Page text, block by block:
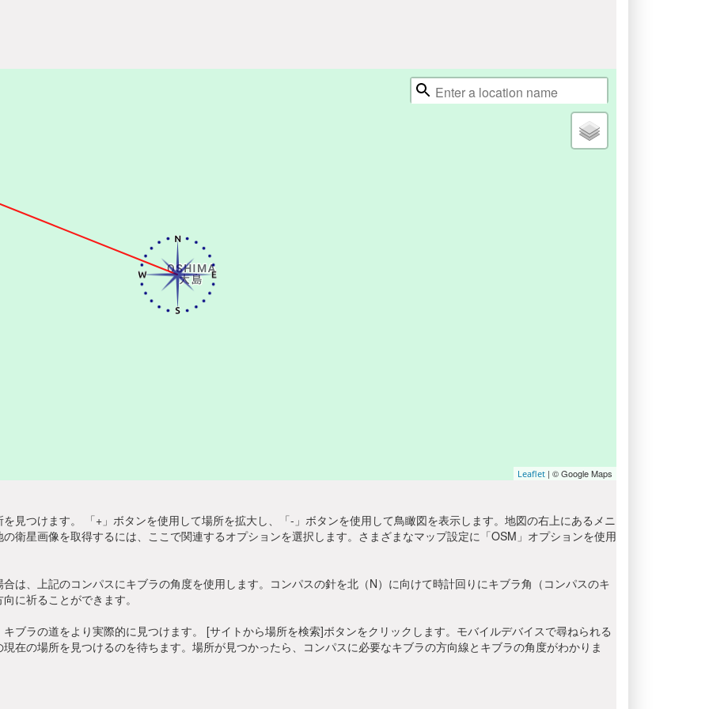
Leaflet | © Google Maps
見つけます。 「+」ボタンを使用して場所を拡大し、「-」ボタンを使用して鳥瞰図を表示します。地図の右上にあるメニ
衛星画像を取得するには、ここで関連するオプションを選択します。さまざまなマップ設定に「OSM」オプションを使用
は、上記のコンパスにキブラの角度を使用します。コンパスの針を北（N）に向けて時計回りにキブラ角（コンパスのキ
に祈ることができます。
ブラの道をより実際的に見つけます。 [サイトから場所を検索]ボタンをクリックします。モバイルデバイスで尋ねられる
在の場所を見つけるのを待ちます。場所が見つかったら、コンパスに必要なキブラの方向線とキブラの角度がわかりま